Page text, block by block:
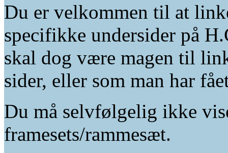
Du er velkommen til at
specifikke undersider på
skal dog være magen til
sider, eller som man har
Du må selvfølgelig ikke
framesets/rammesæt.